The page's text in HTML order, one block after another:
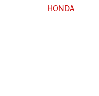
HONDA